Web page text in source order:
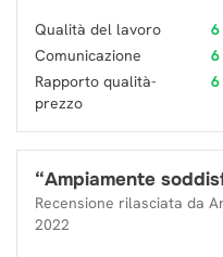
Qualità del lavoro
6
Comunicazione
6
Rapporto qualità-
prezzo
6
“Ampiamente
Recensione rilasciata da
2022